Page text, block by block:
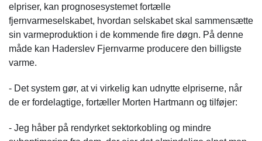
elpriser, kan prognosesystemet fortælle
fjernvarmeselskabet, hvordan selskabet skal sammensætte
sin varmeproduktion i de kommende fire døgn. På denne
måde kan Haderslev Fjernvarme producere den billigste
varme.
- Det system gør, at vi virkelig kan udnytte elpriserne, når
de er fordelagtige, fortæller Morten Hartmann og tilføjer:
- Jeg håber på rendyrket sektorkobling og mindre